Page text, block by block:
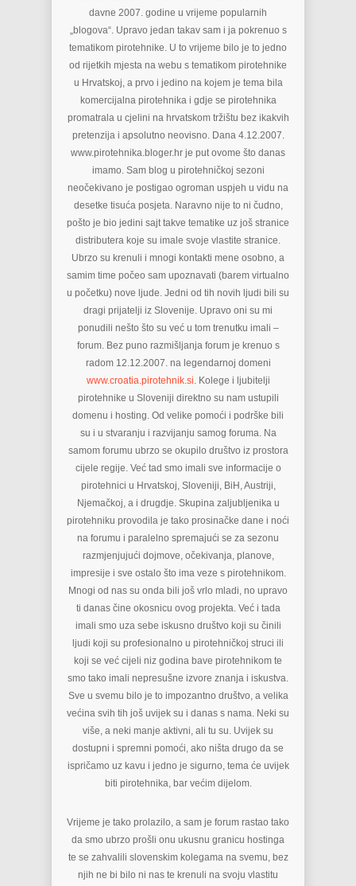
davne 2007. godine u vrijeme popularnih
„blogova“. Upravo jedan takav sam i ja pokrenuo s
tematikom pirotehnike. U to vrijeme bilo je to jedno
od rijetkih mjesta na webu s tematikom pirotehnike
u Hrvatskoj, a prvo i jedino na kojem je tema bila
komercijalna pirotehnika i gdje se pirotehnika
promatrala u cjelini na hrvatskom tržištu bez ikakvih
pretenzija i apsolutno neovisno. Dana 4.12.2007.
www.pirotehnika.bloger.hr je put ovome što danas
imamo. Sam blog u pirotehničkoj sezoni
neočekivano je postigao ogroman uspjeh u vidu na
desetke tisuća posjeta. Naravno nije to ni čudno,
pošto je bio jedini sajt takve tematike uz još stranice
distributera koje su imale svoje vlastite stranice.
Ubrzo su krenuli i mnogi kontakti mene osobno, a
samim time počeo sam upoznavati (barem virtualno
u početku) nove ljude. Jedni od tih novih ljudi bili su
dragi prijatelji iz Slovenije. Upravo oni su mi
ponudili nešto što su već u tom trenutku imali –
forum. Bez puno razmišljanja forum je krenuo s
radom 12.12.2007. na legendarnoj domeni
www.croatia.pirotehnik.si. Kolege i ljubitelji
pirotehnike u Sloveniji direktno su nam ustupili
domenu i hosting. Od velike pomoći i podrške bili
su i u stvaranju i razvijanju samog foruma. Na
samom forumu ubrzo se okupilo društvo iz prostora
cijele regije. Već tad smo imali sve informacije o
pirotehnici u Hrvatskoj, Sloveniji, BiH, Austriji,
Njemačkoj, a i drugdje. Skupina zaljubljenika u
pirotehniku provodila je tako prosinačke dane i noći
na forumu i paralelno spremajući se za sezonu
razmjenjujući dojmove, očekivanja, planove,
impresije i sve ostalo što ima veze s pirotehnikom.
Mnogi od nas su onda bili još vrlo mladi, no upravo
ti danas čine okosnicu ovog projekta. Već i tada
imali smo uza sebe iskusno društvo koji su činili
ljudi koji su profesionalno u pirotehničkoj struci ili
koji se već cijeli niz godina bave pirotehnikom te
smo tako imali nepresušne izvore znanja i iskustva.
Sve u svemu bilo je to impozantno društvo, a velika
većina svih tih još uvijek su i danas s nama. Neki su
više, a neki manje aktivni, ali tu su. Uvijek su
dostupni i spremni pomoći, ako ništa drugo da se
ispričamo uz kavu i jedno je sigurno, tema će uvijek
biti pirotehnika, bar većim dijelom.
Vrijeme je tako prolazilo, a sam je forum rastao tako
da smo ubrzo prošli onu ukusnu granicu hostinga
te se zahvalili slovenskim kolegama na svemu, bez
njih ne bi bilo ni nas te krenuli na svoju vlastitu